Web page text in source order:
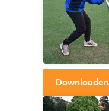
Downloaden